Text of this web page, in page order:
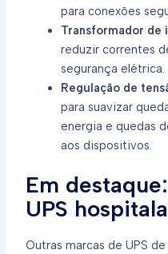
para conexões
Transformador de
reduzir correntes
segurança elétrica.
Regulação de
para suavizar
energia e quedas
aos dispositivos.
Em
UPS
Outras marcas de UPS